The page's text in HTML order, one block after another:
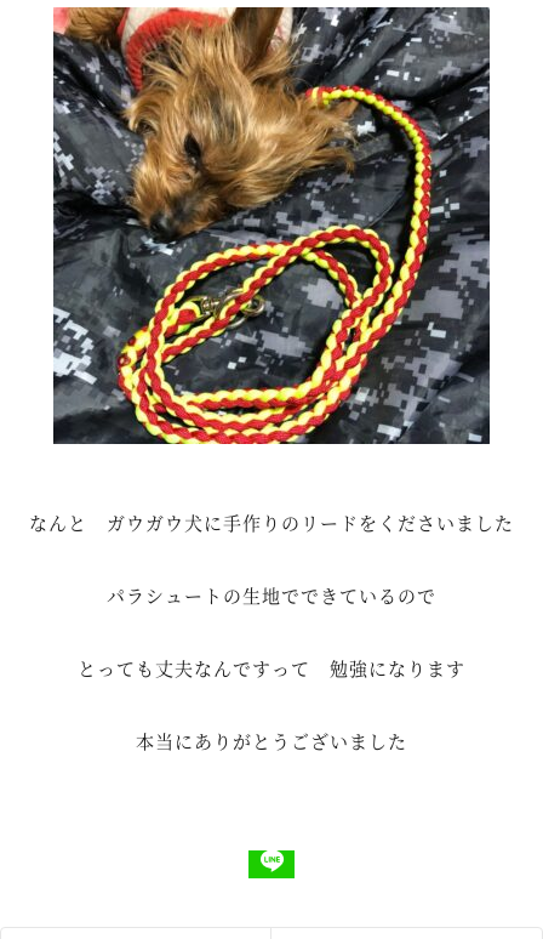
なんと ガウガウ犬に手作りのリードをくださいました
パラシュートの生地でできているので
とっても丈夫なんですって 勉強になります
本当にありがとうございました